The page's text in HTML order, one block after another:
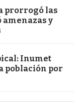
prorrogó las
amenazas y
Inumet
población por